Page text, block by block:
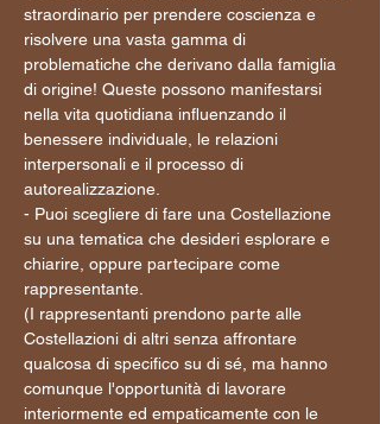
straordinario per prendere coscienza e
risolvere una vasta gamma di
problematiche che derivano dalla famiglia
di origine! Queste possono manifestarsi
nella vita quotidiana influenzando il
benessere individuale, le relazioni
interpersonali e il processo di
autorealizzazione.
- Puoi scegliere di fare una Costellazione
su una tematica che desideri esplorare e
chiarire, oppure partecipare come
rappresentante.
(I rappresentanti prendono parte alle
Costellazioni di altri senza affrontare
qualcosa di specifico su di sé, ma hanno
comunque l'opportunità di lavorare
interiormente ed empaticamente con le